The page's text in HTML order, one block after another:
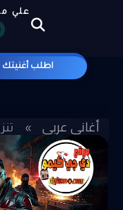
علي
اطلب أغنيتك
أغاني عربي »